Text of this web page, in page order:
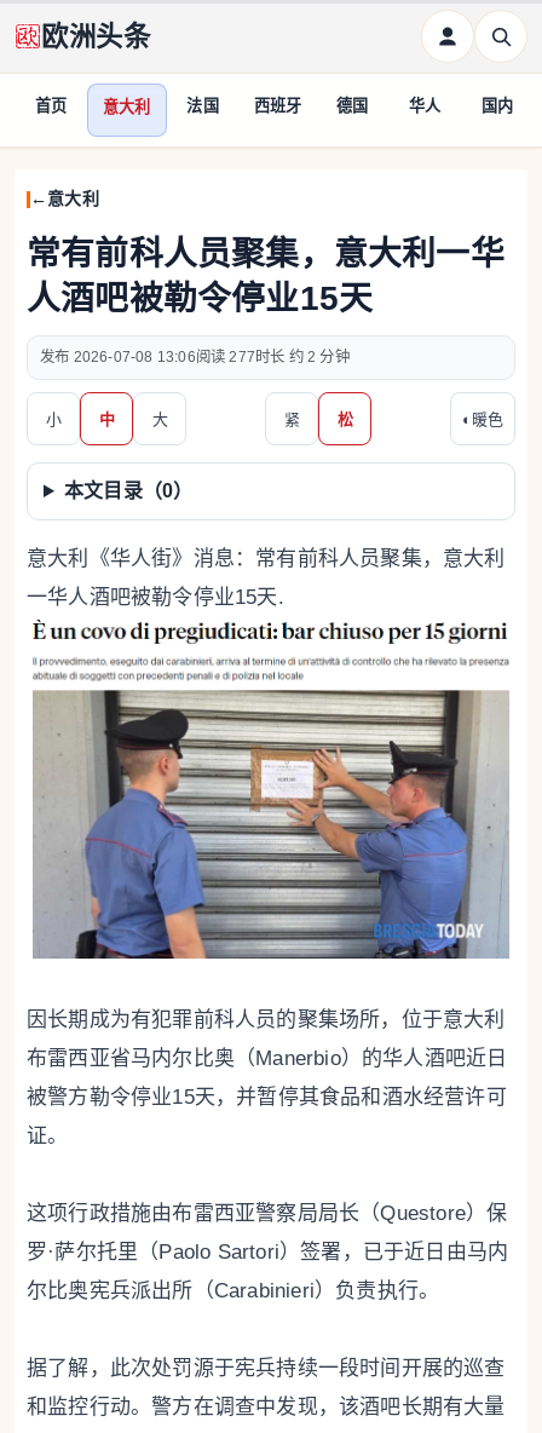
欧洲头条
首页 意大利 法国 西班牙 德国 华人 国内
意大利
常有前科人员聚集，意大利一华
人酒吧被勒令停业15天
2026-07-08 13:06 277 约 2 分钟
小 中 大 紧 松 ◐ 暖色
本文目录（0）
意大利《华人街》消息：常有前科人员聚集，意大利
一华人酒吧被勒令停业15天.
因长期成为有犯罪前科人员的聚集场所，位于意大利
布雷西亚省马内尔比奥（Manerbio）的华人酒吧近日
被警方勒令停业15天，并暂停其食品和酒水经营许可
证。
这项行政措施由布雷西亚警察局局长（Questore）保
罗·萨尔托里（Paolo Sartori）签署，已于近日由马内
尔比奥宪兵派出所（Carabinieri）负责执行。
据了解，此次处罚源于宪兵持续一段时间开展的巡查
和监控行动。警方在调查中发现，该酒吧长期有大量